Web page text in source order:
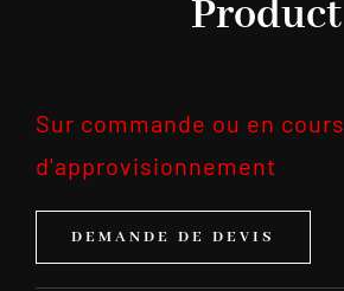
Product
Sur commande ou en cours
d'approvisionnement
DEMANDE DE DEVIS